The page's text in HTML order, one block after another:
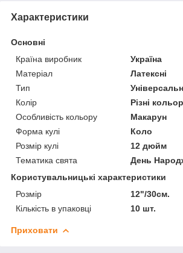
Характеристики
Основні
Країна виробник
Україна
Матеріал
Латексні
Тип
Колір
Різні
Особливість кольору
Макарун
Форма кулі
Коло
Розмір кулі
12 дюйм
Тематика свята
День
Користувальницькі характеристики
Розмір
12"/30см.
Кількість в упаковці
10 шт.
Приховати